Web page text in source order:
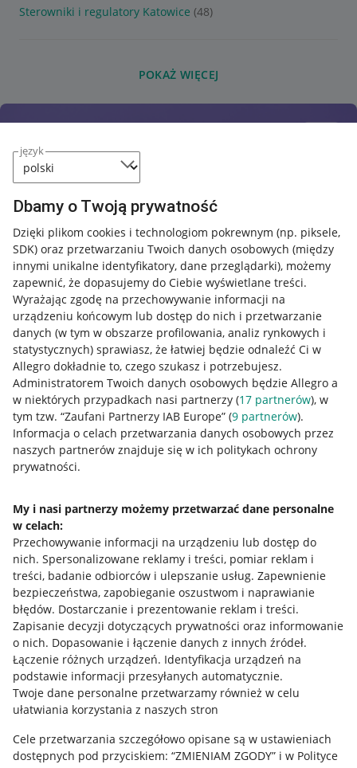
język
Dbamy o Twoją prywatność
Dzięki plikom cookies i technologiom pokrewnym (np. piksele,
SDK) oraz przetwarzaniu Twoich danych osobowych (między
innymi unikalne identyfikatory, dane przeglądarki), możemy
zapewnić, że dopasujemy do Ciebie wyświetlane treści.
Wyrażając zgodę na przechowywanie informacji na
urządzeniu końcowym lub dostęp do nich i przetwarzanie
danych (w tym w obszarze profilowania, analiz rynkowych i
statystycznych) sprawiasz, że łatwiej będzie odnaleźć Ci w
Allegro dokładnie to, czego szukasz i potrzebujesz.
Administratorem Twoich danych osobowych będzie Allegro a
w niektórych przypadkach nasi partnerzy (17 partnerów), w
tym tzw. “Zaufani Partnerzy IAB Europe” (9 partnerów).
Informacja o celach przetwarzania danych osobowych przez
naszych partnerów znajduje się w ich politykach ochrony
prywatności.
My i nasi partnerzy możemy przetwarzać dane personalne
w celach:
Przechowywanie informacji na urządzeniu lub dostęp do
nich. Spersonalizowane reklamy i treści, pomiar reklam i
treści, badanie odbiorców i ulepszanie usług. Zapewnienie
bezpieczeństwa, zapobieganie oszustwom i naprawianie
błędów. Dostarczanie i prezentowanie reklam i treści.
Zapisanie decyzji dotyczących prywatności oraz informowanie
o nich. Dopasowanie i łączenie danych z innych źródeł.
Łączenie różnych urządzeń. Identyfikacja urządzeń na
podstawie informacji przesyłanych automatycznie.
Twoje dane personalne przetwarzamy również w celu
ułatwiania korzystania z naszych stron
Cele przetwarzania szczegółowo opisane są w ustawieniach
dostępnych pod przyciskiem: “ZMIENIAM ZGODY” i w Polityce
Sterowniki i regulatory Katowice (48)
POKAŻ WIĘCEJ
Przydatne informacje
Jak to działa
Allegro Gadane dla sprzedających
Allegro Gadane dla kupujących
Mapa miejscowości
Informacje prawne
Regulamin
Polityka plików "cookies"
Ustawienia plików "cookies"
Udostępnianie lokalizacji